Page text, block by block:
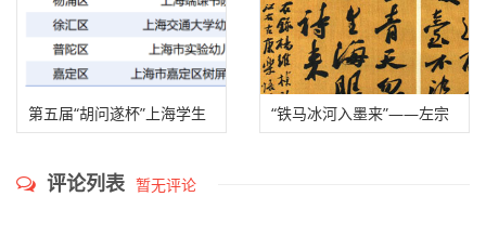
第五届“胡问遂杯”上海学生
单公示
“铁马冰河入墨来”——左宗
评论列表 暂无评论